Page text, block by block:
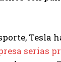
Tesla
serias